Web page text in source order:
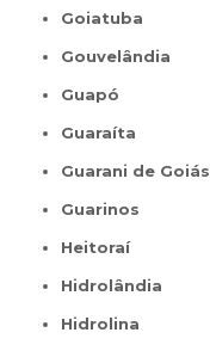
Goiatuba
Gouvelândia
Guapó
Guaraíta
Guarani de Goiás
Guarinos
Heitoraí
Hidrolândia
Hidrolina